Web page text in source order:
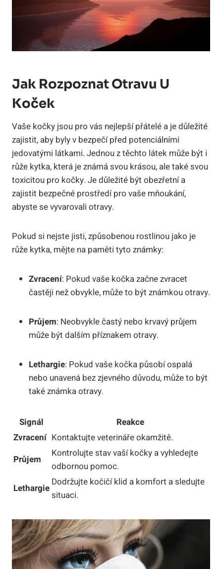
Jak Rozpoznat Otravu U
Koček
Vaše kočky jsou pro vás nejlepší přátelé a je důležité
zajistit, aby byly v bezpečí před potenciálními
jedovatými látkami. Jednou z těchto látek může být i
růže kytka, která je známá svou krásou, ale také svou
toxicitou pro kočky. Je důležité být obezřetní a
zajistit bezpečné prostředí pro vaše mňoukání,
abyste se vyvarovali otravy.
Pokud si nejste jisti, způsobenou rostlinou jako je
růže kytka, mějte na paměti tyto známky:
Zvracení: Pokud vaše kočka začne zvracet
častěji než obvykle, může to být známkou otravy.
Průjem: Neobvykle častý nebo krvavý průjem
může být dalším příznakem otravy.
Lethargie: Pokud vaše kočka působí ospalá
nebo unavená bez zjevného důvodu, může to být
také známka otravy.
Signál
Reakce
Zvracení Kontaktujte veterináře okamžitě.
Průjem
Kontrolujte stav vaší kočky a vyhledejte
odbornou pomoc.
Lethargie
Dodržujte kočičí klid a komfort a sledujte
situaci.